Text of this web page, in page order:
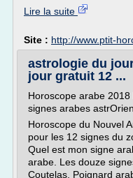
Lire la suite
Site : http://www.ptit-
astrologie du
jour gratuit 12 ...
Horoscope arabe
signes arabes
Horoscope du Nouvel
pour les 12 signes du
Quel est mon signe
arabe. Les douze
Coutelas, Poignard